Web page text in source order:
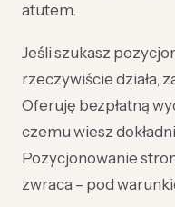
atutem.
Jeśli szukasz
rzeczywiście działa,
Oferuję bezpłatną
czemu wiesz
Pozycjonowanie
zwraca – pod